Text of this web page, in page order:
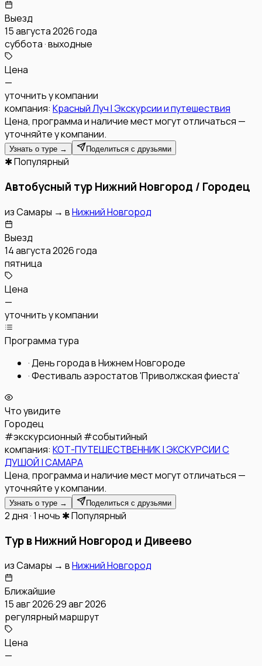
Выезд
15 августа 2026 года
суббота · выходные
Цена
—
уточнить у компании
компания: Красный Луч l Экскурсии и путешествия
Цена, программа и наличие мест могут отличаться —
уточняйте у компании.
Узнать о туре → Поделиться с друзьями
✱ Популярный
Автобусный тур Нижний Новгород / Городец
изСамары → вНижний Новгород
Выезд
14 августа 2026 года
пятница
Цена
—
уточнить у компании
Программа тура
·День города в Нижнем Новгороде
·Фестиваль аэростатов 'Приволжская фиеста'
Что увидите
Городец
#экскурсионный #событийный
компания: КОТ-ПУТЕШЕСТВЕННИК | ЭКСКУРСИИ С
ДУШОЙ | САМАРА
Цена, программа и наличие мест могут отличаться —
уточняйте у компании.
Узнать о туре → Поделиться с друзьями
2 дня · 1 ночь ✱ Популярный
Тур в Нижний Новгород и Дивеево
изСамары → вНижний Новгород
Ближайшие
15 авг 2026·29 авг 2026
регулярный маршрут
Цена
—